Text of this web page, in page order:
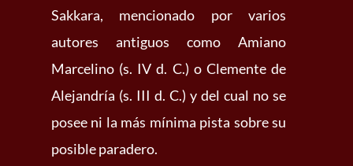
Sakkara, mencionado por varios
autores antiguos como Amiano
Marcelino (s. IV d. C.) o Clemente de
Alejandría (s. III d. C.) y del cual no se
posee ni la más mínima pista sobre su
posible paradero.